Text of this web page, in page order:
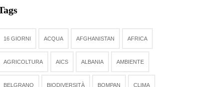
16 GIORNI ACQUA AFGHANISTAN AFRICA
AGRICOLTURA AICS ALBANIA AMBIENTE
BELGRANO BIODIVERSITÀ BOMPAN CLIMA